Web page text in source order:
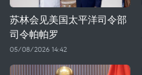
苏林会见美国太平洋司令部
司令帕帕罗
05/08/2026 14:42